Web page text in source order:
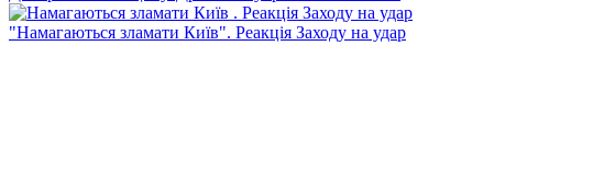
"Намагаються зламати Київ". Реакція Заходу на удар